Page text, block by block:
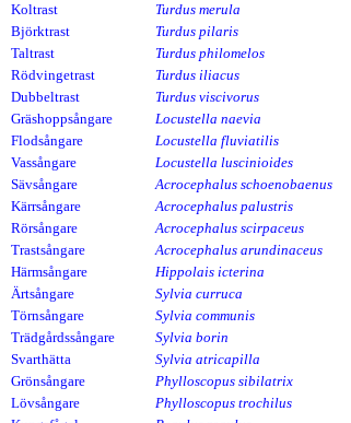
Koltrast
Turdus merula
Björktrast
Turdus pilaris
Taltrast
Turdus philomelos
Rödvingetrast
Turdus iliacus
Dubbeltrast
Turdus viscivorus
Gräshoppsångare
Locustella naevia
Flodsångare
Locustella fluviatilis
Vassångare
Locustella luscinioides
Sävsångare
Acrocephalus schoenobaenus
Kärrsångare
Acrocephalus palustris
Rörsångare
Acrocephalus scirpaceus
Trastsångare
Acrocephalus arundinaceus
Härmsångare
Hippolais icterina
Ärtsångare
Sylvia curruca
Törnsångare
Sylvia communis
Trädgårdssångare
Sylvia borin
Svarthätta
Sylvia atricapilla
Grönsångare
Phylloscopus sibilatrix
Lövsångare
Phylloscopus trochilus